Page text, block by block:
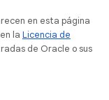
en esta página
la Licencia de
de Oracle o sus